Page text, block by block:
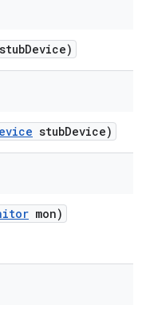
stubDevice)
stubDevice)
mon)